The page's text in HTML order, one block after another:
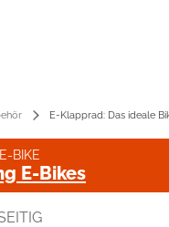
E-Klapprad: Das ideale
BIKE
E-Bikes